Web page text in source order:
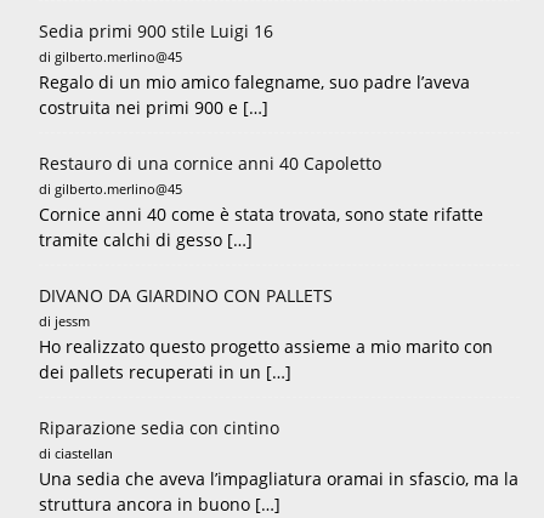
Sedia primi 900 stile Luigi 16
di gilberto.merlino@45
Regalo di un mio amico falegname, suo padre l’aveva
costruita nei primi 900 e […]
Restauro di una cornice anni 40 Capoletto
di gilberto.merlino@45
Cornice anni 40 come è stata trovata, sono state rifatte
tramite calchi di gesso […]
DIVANO DA GIARDINO CON PALLETS
di jessm
Ho realizzato questo progetto assieme a mio marito con
dei pallets recuperati in un […]
Riparazione sedia con cintino
di ciastellan
Una sedia che aveva l’impagliatura oramai in sfascio, ma la
struttura ancora in buono […]